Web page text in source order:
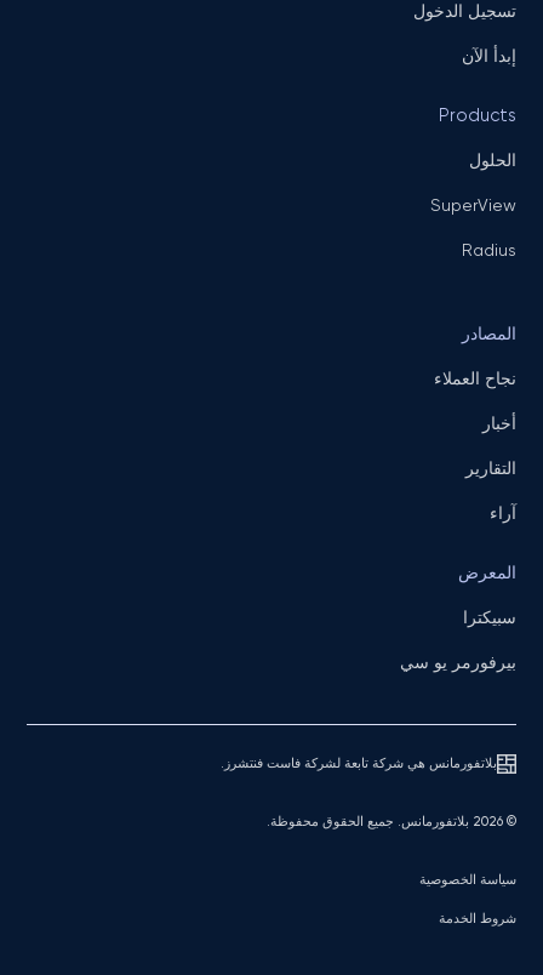
تسجيل الدخول
إبدأ الآن
Products
الحلول
SuperView
Radius
المصادر
نجاح العملاء
أخبار
التقارير
آراء
المعرض
سبيكترا
بيرفورمر يو سي
بلاتفورمانس هي شركة تابعة لشركة فاست فنتشرز.
© 2026 بلاتفورمانس. جميع الحقوق محفوظة.
سياسة الخصوصية
شروط الخدمة